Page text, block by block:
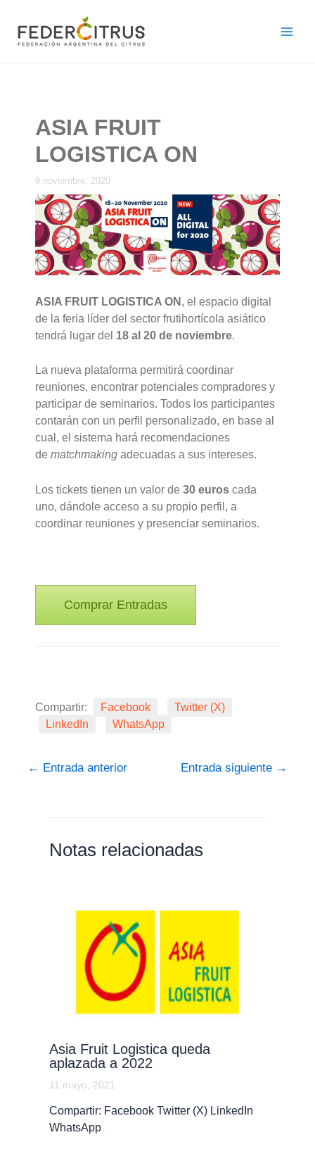
contenido
ASIA FRUIT
LOGISTICA ON
9 noviembre, 2020
ASIA FRUIT LOGISTICA ON , el espacio digital
de la feria líder del sector frutihortícola asiático
tendrá lugar del 18 al 20 de noviembre.
La nueva plataforma permitirá coordinar
reuniones, encontrar potenciales compradores y
participar de seminarios. Todos los participantes
contarán con un perfil personalizado, en base al
cual, el sistema hará recomendaciones
dematchmakingadecuadas a sus intereses.
Los tickets tienen un valor de30 euroscada
uno, dándole acceso a su propio perfil, a
coordinar reuniones y presenciar seminarios.
Comprar Entradas
Compartir: Facebook
Twitter (X)
LinkedIn
WhatsApp
← Entrada anterior Entrada siguiente →
Notas relacionadas
Asia Fruit Logistica queda
aplazada a 2022
11 mayo, 2021
Compartir: Facebook Twitter (X) LinkedIn
WhatsApp